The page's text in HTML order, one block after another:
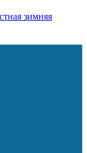
зимняя